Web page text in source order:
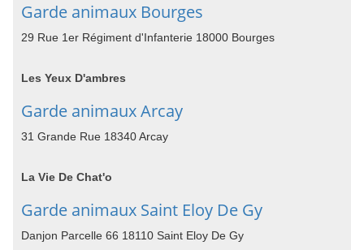
Garde animaux Bourges
29 Rue 1er Régiment d'Infanterie 18000 Bourges
Les Yeux D'ambres
Garde animaux Arcay
31 Grande Rue 18340 Arcay
La Vie De Chat'o
Garde animaux Saint Eloy De Gy
Danjon Parcelle 66 18110 Saint Eloy De Gy